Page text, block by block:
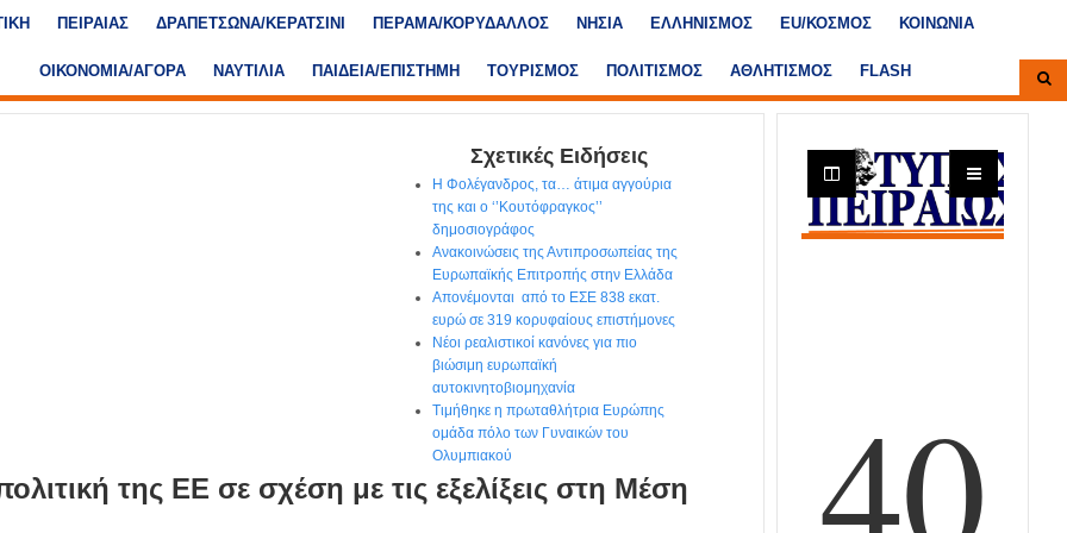
ΠΕΙΡΑΙΑΣ ΔΡΑΠΕΤΣΩΝΑ/ΚΕΡΑΤΣΙΝΙ ΠΕΡΑΜΑ/ΚΟΡΥΔΑΛΛΟΣ ΝΗΣΙΑ ΕΛΛΗΝΙΣΜΟΣ ΕU/ΚΟΣΜΟΣ ΚΟΙΝΩΝΙΑ
ΟΙΚΟΝΟΜΙΑ/ΑΓΟΡΑ ΝΑΥΤΙΛΙΑ ΠΑΙΔΕΙΑ/ΕΠΙΣΤΗΜΗ ΤΟΥΡΙΣΜΟΣ ΠΟΛΙΤΙΣΜΟΣ ΑΘΛΗΤΙΣΜΟΣ FLASH
Σχετικές Ειδήσεις
Η Φολέγανδρος, τα… άτιμα αγγούρια
της και ο ‘’Κουτόφραγκος’’
δημοσιογράφος
Ανακοινώσεις της Αντιπροσωπείας της
Ευρωπαϊκής Επιτροπής στην Ελλάδα
Απονέμονται από το ΕΣΕ 838 εκατ.
ευρώ σε 319 κορυφαίους επιστήμονες
Νέοι ρεαλιστικοί κανόνες για πιο
βιώσιμη ευρωπαϊκή
αυτοκινητοβιομηχανία
Τιμήθηκε η πρωταθλήτρια Ευρώπης
ομάδα πόλο των Γυναικών του
Ολυμπιακού
της ΕΕ σε σχέση με τις εξελίξεις στη Μέση